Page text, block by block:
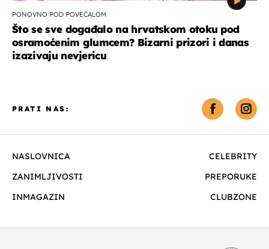
PONOVNO POD POVEĆALOM
Što se sve događalo na hrvatskom otoku pod
osramoćenim glumcem? Bizarni prizori i danas
izazivaju nevjericu
NASLOVNICA
CELEBRITY
ZANIMLJIVOSTI
PREPORUKE
INMAGAZIN
CLUBZONE
PRATI NAS: